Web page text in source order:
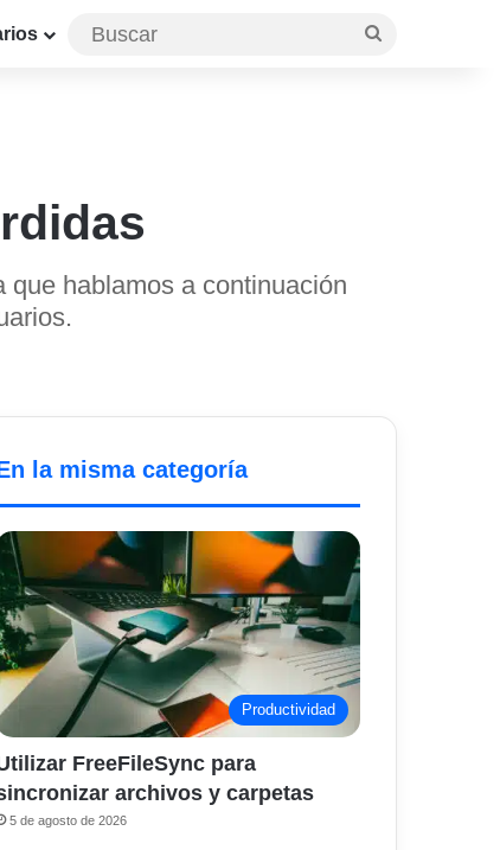
hablamos a continuación
la misma categoría
Productividad
FreeFileSync para
archivos y carpetas
5 de agosto de 2026